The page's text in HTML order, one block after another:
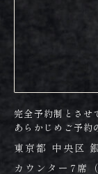
完全予約制とさせ
あらかじめご予約
東京都 中央区
カウンター7席